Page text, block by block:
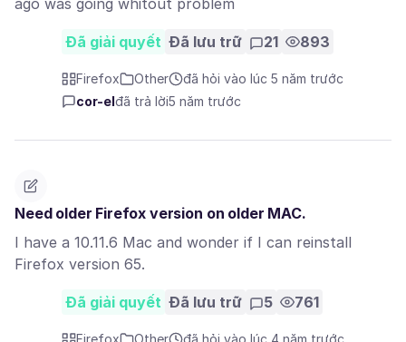
ago was going whitout problem
Đã giải quyết Đã lưu trữ 21 893
Firefox Other
đã hỏi vào lúc 5 năm trước
cor-el đã trả lời5 năm trước
Need older Firefox version on older MAC.
I have a 10.11.6 Mac and wonder if I can reinstall
Firefox version 65.
Đã giải quyết Đã lưu trữ 5 761